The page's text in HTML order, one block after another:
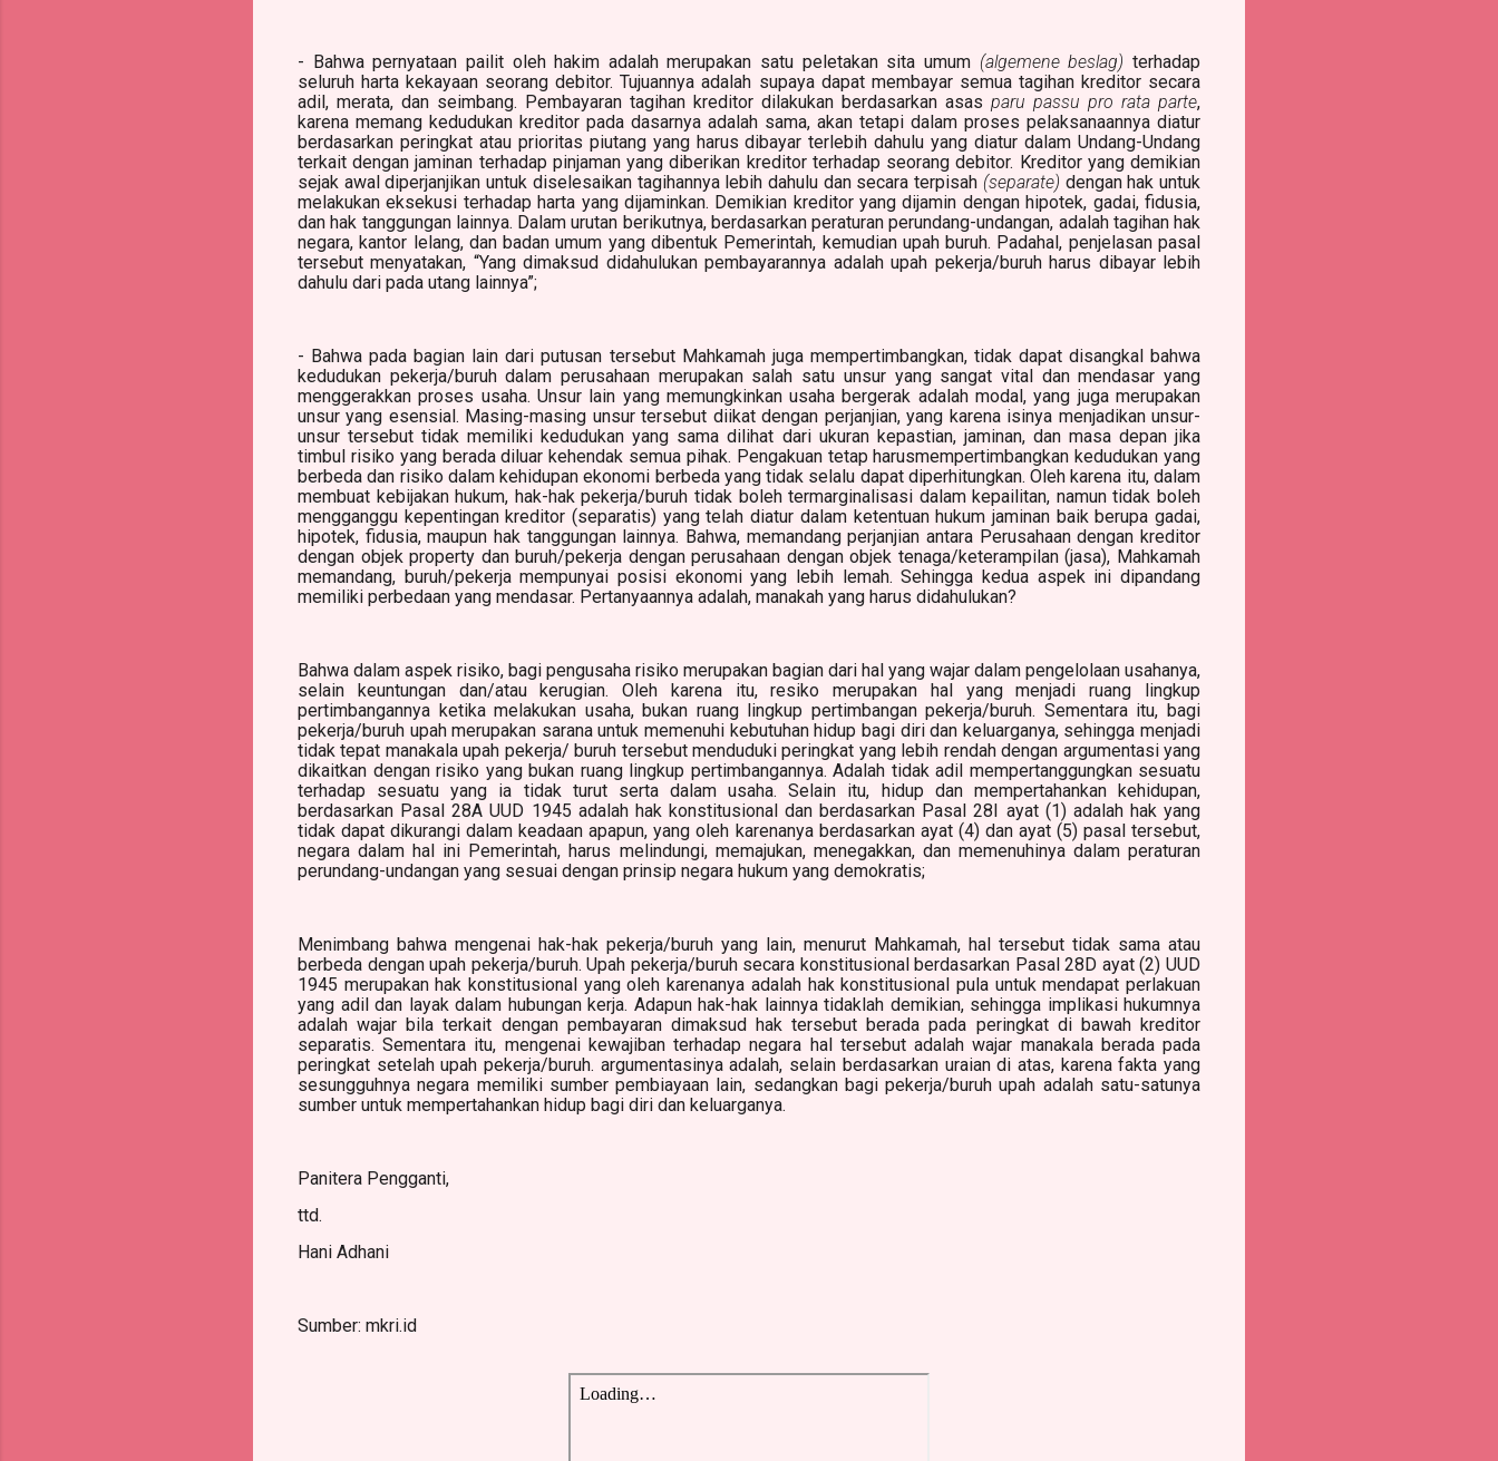
- Bahwa pernyataan pailit oleh hakim adalah merupakan satu peletakan sita umum (algemene beslag) terhadap
seluruh harta kekayaan seorang debitor. Tujuannya adalah supaya dapat membayar semua tagihan kreditor secara
adil, merata, dan seimbang. Pembayaran tagihan kreditor dilakukan berdasarkan asas paru passu pro rata parte,
karena memang kedudukan kreditor pada dasarnya adalah sama, akan tetapi dalam proses pelaksanaannya diatur
berdasarkan peringkat atau prioritas piutang yang harus dibayar terlebih dahulu yang diatur dalam Undang-Undang
terkait dengan jaminan terhadap pinjaman yang diberikan kreditor terhadap seorang debitor. Kreditor yang demikian
sejak awal diperjanjikan untuk diselesaikan tagihannya lebih dahulu dan secara terpisah (separate) dengan hak untuk
melakukan eksekusi terhadap harta yang dijaminkan. Demikian kreditor yang dijamin dengan hipotek, gadai, fidusia,
dan hak tanggungan lainnya. Dalam urutan berikutnya, berdasarkan peraturan perundang-undangan, adalah tagihan hak
negara, kantor lelang, dan badan umum yang dibentuk Pemerintah, kemudian upah buruh. Padahal, penjelasan pasal
tersebut menyatakan, “Yang dimaksud didahulukan pembayarannya adalah upah pekerja/buruh harus dibayar lebih
dahulu dari pada utang lainnya”;
- Bahwa pada bagian lain dari putusan tersebut Mahkamah juga mempertimbangkan, tidak dapat disangkal bahwa
kedudukan pekerja/buruh dalam perusahaan merupakan salah satu unsur yang sangat vital dan mendasar yang
menggerakkan proses usaha. Unsur lain yang memungkinkan usaha bergerak adalah modal, yang juga merupakan
unsur yang esensial. Masing-masing unsur tersebut diikat dengan perjanjian, yang karena isinya menjadikan unsur-
unsur tersebut tidak memiliki kedudukan yang sama dilihat dari ukuran kepastian, jaminan, dan masa depan jika
timbul risiko yang berada diluar kehendak semua pihak. Pengakuan tetap harusmempertimbangkan kedudukan yang
berbeda dan risiko dalam kehidupan ekonomi berbeda yang tidak selalu dapat diperhitungkan. Oleh karena itu, dalam
membuat kebijakan hukum, hak-hak pekerja/buruh tidak boleh termarginalisasi dalam kepailitan, namun tidak boleh
mengganggu kepentingan kreditor (separatis) yang telah diatur dalam ketentuan hukum jaminan baik berupa gadai,
hipotek, fidusia, maupun hak tanggungan lainnya. Bahwa, memandang perjanjian antara Perusahaan dengan kreditor
dengan objek property dan buruh/pekerja dengan perusahaan dengan objek tenaga/keterampilan (jasa), Mahkamah
memandang, buruh/pekerja mempunyai posisi ekonomi yang lebih lemah. Sehingga kedua aspek ini dipandang
memiliki perbedaan yang mendasar. Pertanyaannya adalah, manakah yang harus didahulukan?
Bahwa dalam aspek risiko, bagi pengusaha risiko merupakan bagian dari hal yang wajar dalam pengelolaan usahanya,
selain keuntungan dan/atau kerugian. Oleh karena itu, resiko merupakan hal yang menjadi ruang lingkup
pertimbangannya ketika melakukan usaha, bukan ruang lingkup pertimbangan pekerja/buruh. Sementara itu, bagi
pekerja/buruh upah merupakan sarana untuk memenuhi kebutuhan hidup bagi diri dan keluarganya, sehingga menjadi
tidak tepat manakala upah pekerja/ buruh tersebut menduduki peringkat yang lebih rendah dengan argumentasi yang
dikaitkan dengan risiko yang bukan ruang lingkup pertimbangannya. Adalah tidak adil mempertanggungkan sesuatu
terhadap sesuatu yang ia tidak turut serta dalam usaha. Selain itu, hidup dan mempertahankan kehidupan,
berdasarkan Pasal 28A UUD 1945 adalah hak konstitusional dan berdasarkan Pasal 28I ayat (1) adalah hak yang
tidak dapat dikurangi dalam keadaan apapun, yang oleh karenanya berdasarkan ayat (4) dan ayat (5) pasal tersebut,
negara dalam hal ini Pemerintah, harus melindungi, memajukan, menegakkan, dan memenuhinya dalam peraturan
perundang-undangan yang sesuai dengan prinsip negara hukum yang demokratis;
Menimbang bahwa mengenai hak-hak pekerja/buruh yang lain, menurut Mahkamah, hal tersebut tidak sama atau
berbeda dengan upah pekerja/buruh. Upah pekerja/buruh secara konstitusional berdasarkan Pasal 28D ayat (2) UUD
1945 merupakan hak konstitusional yang oleh karenanya adalah hak konstitusional pula untuk mendapat perlakuan
yang adil dan layak dalam hubungan kerja. Adapun hak-hak lainnya tidaklah demikian, sehingga implikasi hukumnya
adalah wajar bila terkait dengan pembayaran dimaksud hak tersebut berada pada peringkat di bawah kreditor
separatis. Sementara itu, mengenai kewajiban terhadap negara hal tersebut adalah wajar manakala berada pada
peringkat setelah upah pekerja/buruh. argumentasinya adalah, selain berdasarkan uraian di atas, karena fakta yang
sesungguhnya negara memiliki sumber pembiayaan lain, sedangkan bagi pekerja/buruh upah adalah satu-satunya
sumber untuk mempertahankan hidup bagi diri dan keluarganya.
Panitera Pengganti,
ttd.
Hani Adhani
Sumber: mkri.id